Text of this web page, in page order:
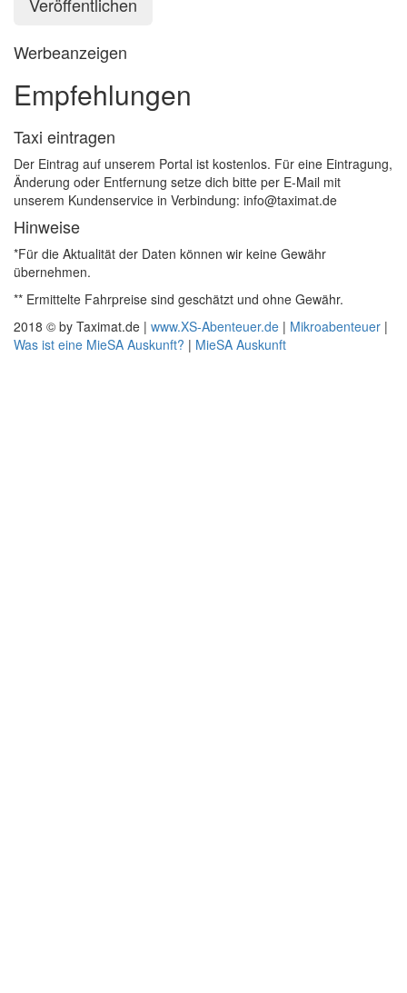
Werbeanzeigen
Empfehlungen
Taxi eintragen
Der Eintrag auf unserem Portal ist kostenlos. Für eine Eintragung,
Änderung oder Entfernung setze dich bitte per E-Mail mit
unserem Kundenservice in Verbindung: info@taximat.de
Hinweise
*Für die Aktualität der Daten können wir keine Gewähr
übernehmen.
** Ermittelte Fahrpreise sind geschätzt und ohne Gewähr.
2018 © by Taximat.de | www.XS-Abenteuer.de | Mikroabenteuer |
Was ist eine MieSA Auskunft? | MieSA Auskunft